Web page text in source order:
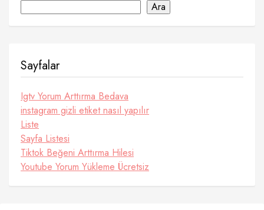
Ara
Sayfalar
Igtv Yorum Arttırma Bedava
instagram gizli etiket nasıl yapılır
Liste
Sayfa Listesi
Tiktok Beğeni Arttırma Hilesi
Youtube Yorum Yükleme Ücretsiz